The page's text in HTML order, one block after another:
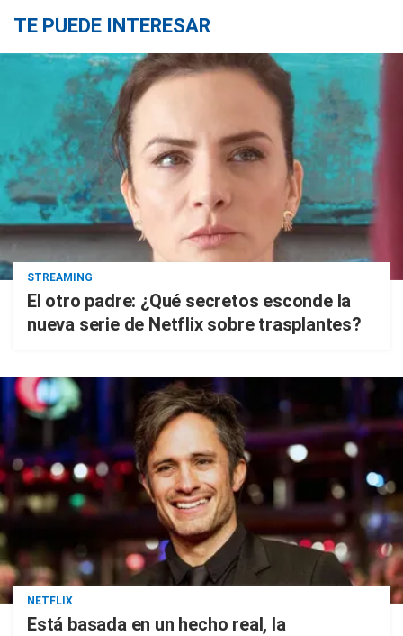
TE PUEDE INTERESAR
STREAMING
El otro padre: ¿Qué secretos esconde la
nueva serie de Netflix sobre trasplantes?
NETFLIX
Está basada en un hecho real, la